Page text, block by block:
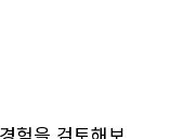
험을 검토해보